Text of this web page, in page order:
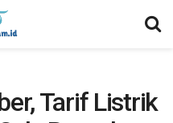
Tarif Listrik